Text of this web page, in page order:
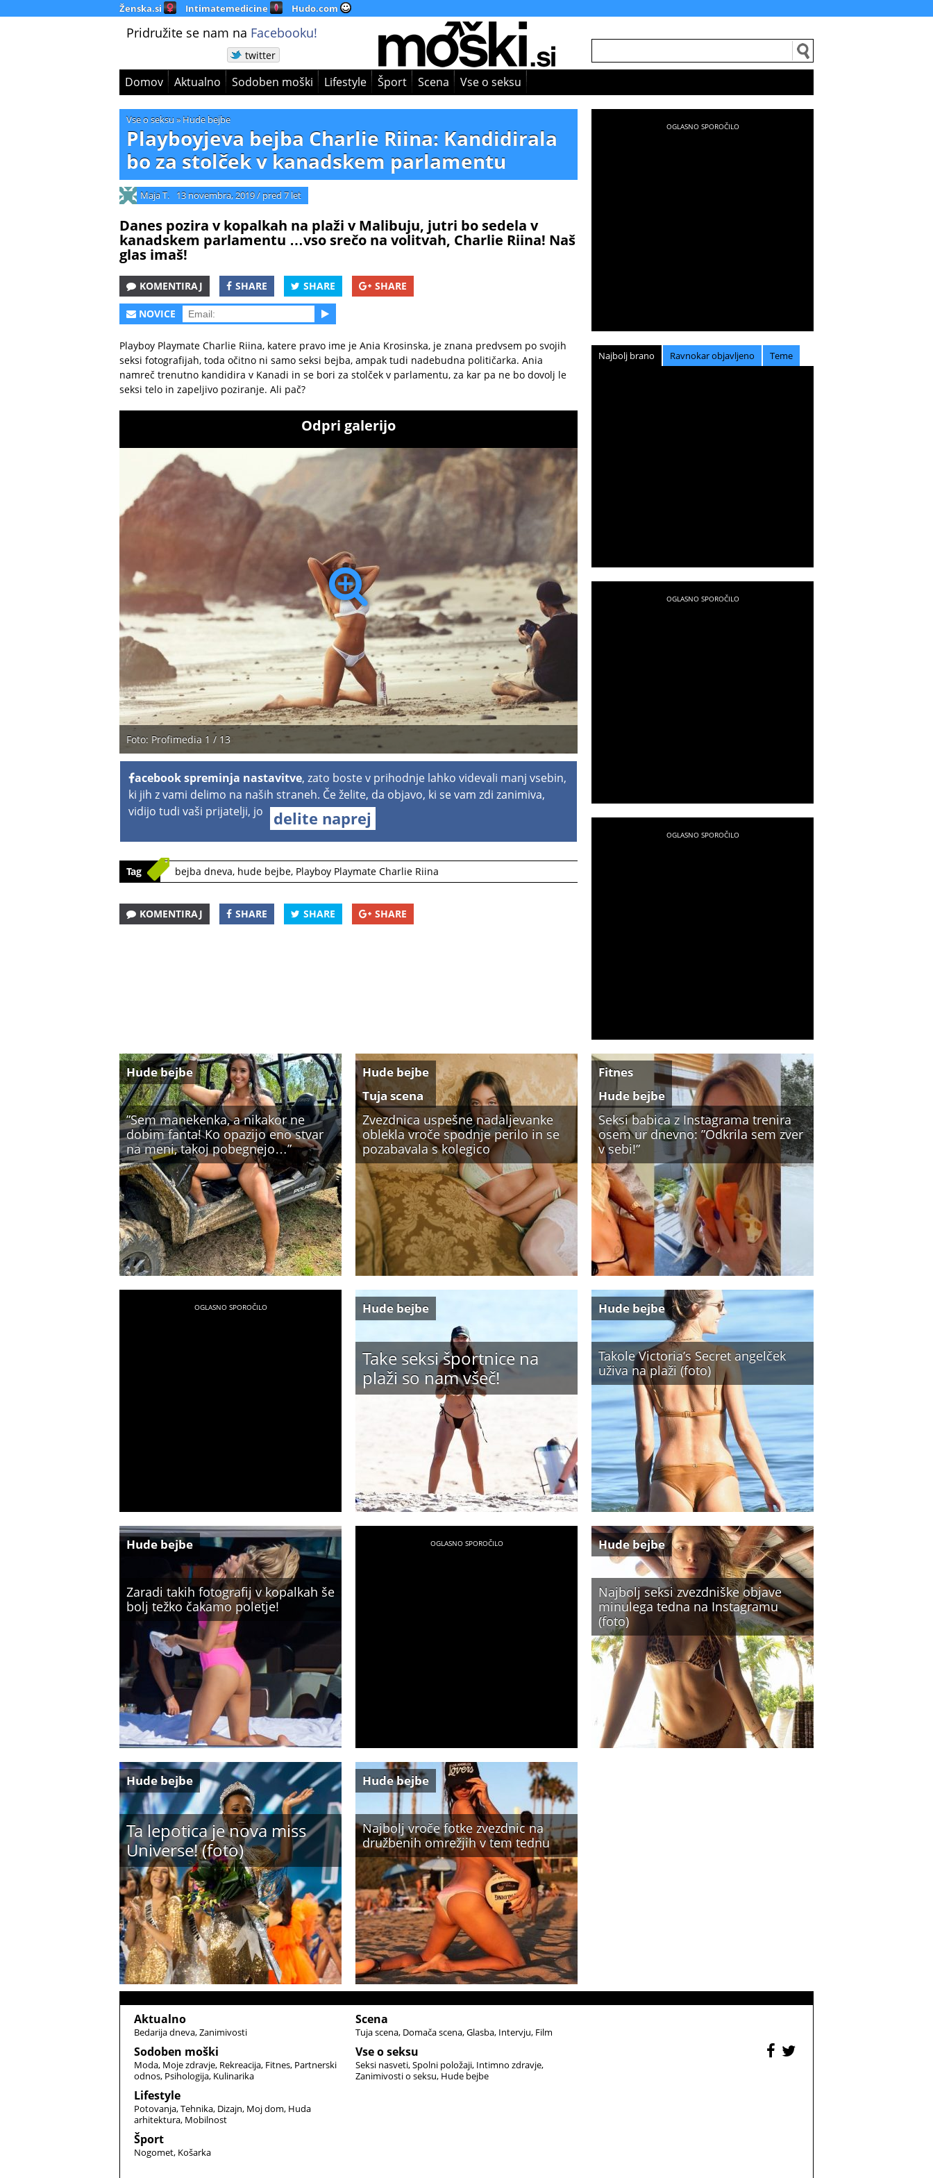
Ženska.si Intimatemedicine Hudo.com
Pridružite se nam na Facebooku!
twitter
Domov Aktualno Sodoben moški Lifestyle Šport Scena Vse o seksu
Vse o seksu » Hude bejbe
Playboyjeva bejba Charlie Riina: Kandidirala
bo za stolček v kanadskem parlamentu
Maja T. 13 novembra, 2019/ pred 7 let
Danes pozira v kopalkah na plaži v Malibuju, jutri bo sedela v
kanadskem parlamentu …vso srečo na volitvah, Charlie Riina! Naš
glas imaš!
KOMENTIRAJ SHARE SHARE SHARE
NOVICE
Playboy Playmate Charlie Riina, katere pravo ime je Ania Krosinska, je znana predvsem po svojih
seksi fotografijah, toda očitno ni samo seksi bejba, ampak tudi nadebudna političarka. Ania
namreč trenutno kandidira v Kanadi in se bori za stolček v parlamentu, za kar pa ne bo dovolj le
seksi telo in zapeljivo poziranje. Ali pač?
Odpri galerijo
Foto: Profimedia 1 / 13
acebook spreminja nastavitve, zato boste v prihodnje lahko videvali manj vsebin,
ki jih z vami delimo na naših straneh. Če želite, da objavo, ki se vam zdi zanimiva,
vidijo tudi vaši prijatelji, jo
delite naprej
Tag bejba dneva, hude bejbe, Playboy Playmate Charlie Riina
KOMENTIRAJ SHARE SHARE SHARE
Najbolj brano Ravnokar objavljeno Teme
”Sem manekenka, a nikakor ne
dobim fanta! Ko opazijo eno stvar
na meni, takoj pobegnejo…”
Hude bejbe
Zvezdnica uspešne nadaljevanke
oblekla vroče spodnje perilo in se
pozabavala s kolegico
Hude bejbe
Tuja scena
Seksi babica z Instagrama trenira
osem ur dnevno: ”Odkrila sem zver
v sebi!”
Fitnes
Hude bejbe
Take seksi športnice na
plaži so nam všeč!
Hude bejbe
Takole Victoria’s Secret angelček
uživa na plaži (foto)
Hude bejbe
Zaradi takih fotografij v kopalkah še
bolj težko čakamo poletje!
Hude bejbe
Najbolj seksi zvezdniške objave
minulega tedna na Instagramu
(foto)
Hude bejbe
Ta lepotica je nova miss
Universe! (foto)
Hude bejbe
Najbolj vroče fotke zvezdnic na
družbenih omrežjih v tem tednu
Hude bejbe
Aktualno
Bedarija dneva Zanimivosti
Sodoben moški
Moda Moje zdravje Rekreacija Fitnes Partnerski
odnos Psihologija Kulinarika
Lifestyle
Potovanja Tehnika Dizajn Moj dom Huda
arhitektura Mobilnost
Šport
Nogomet Košarka
Scena
Tuja scena Domača scena Glasba Intervju Film
Vse o seksu
Seksi nasveti Spolni položaji Intimno zdravje
Zanimivosti o seksu Hude bejbe